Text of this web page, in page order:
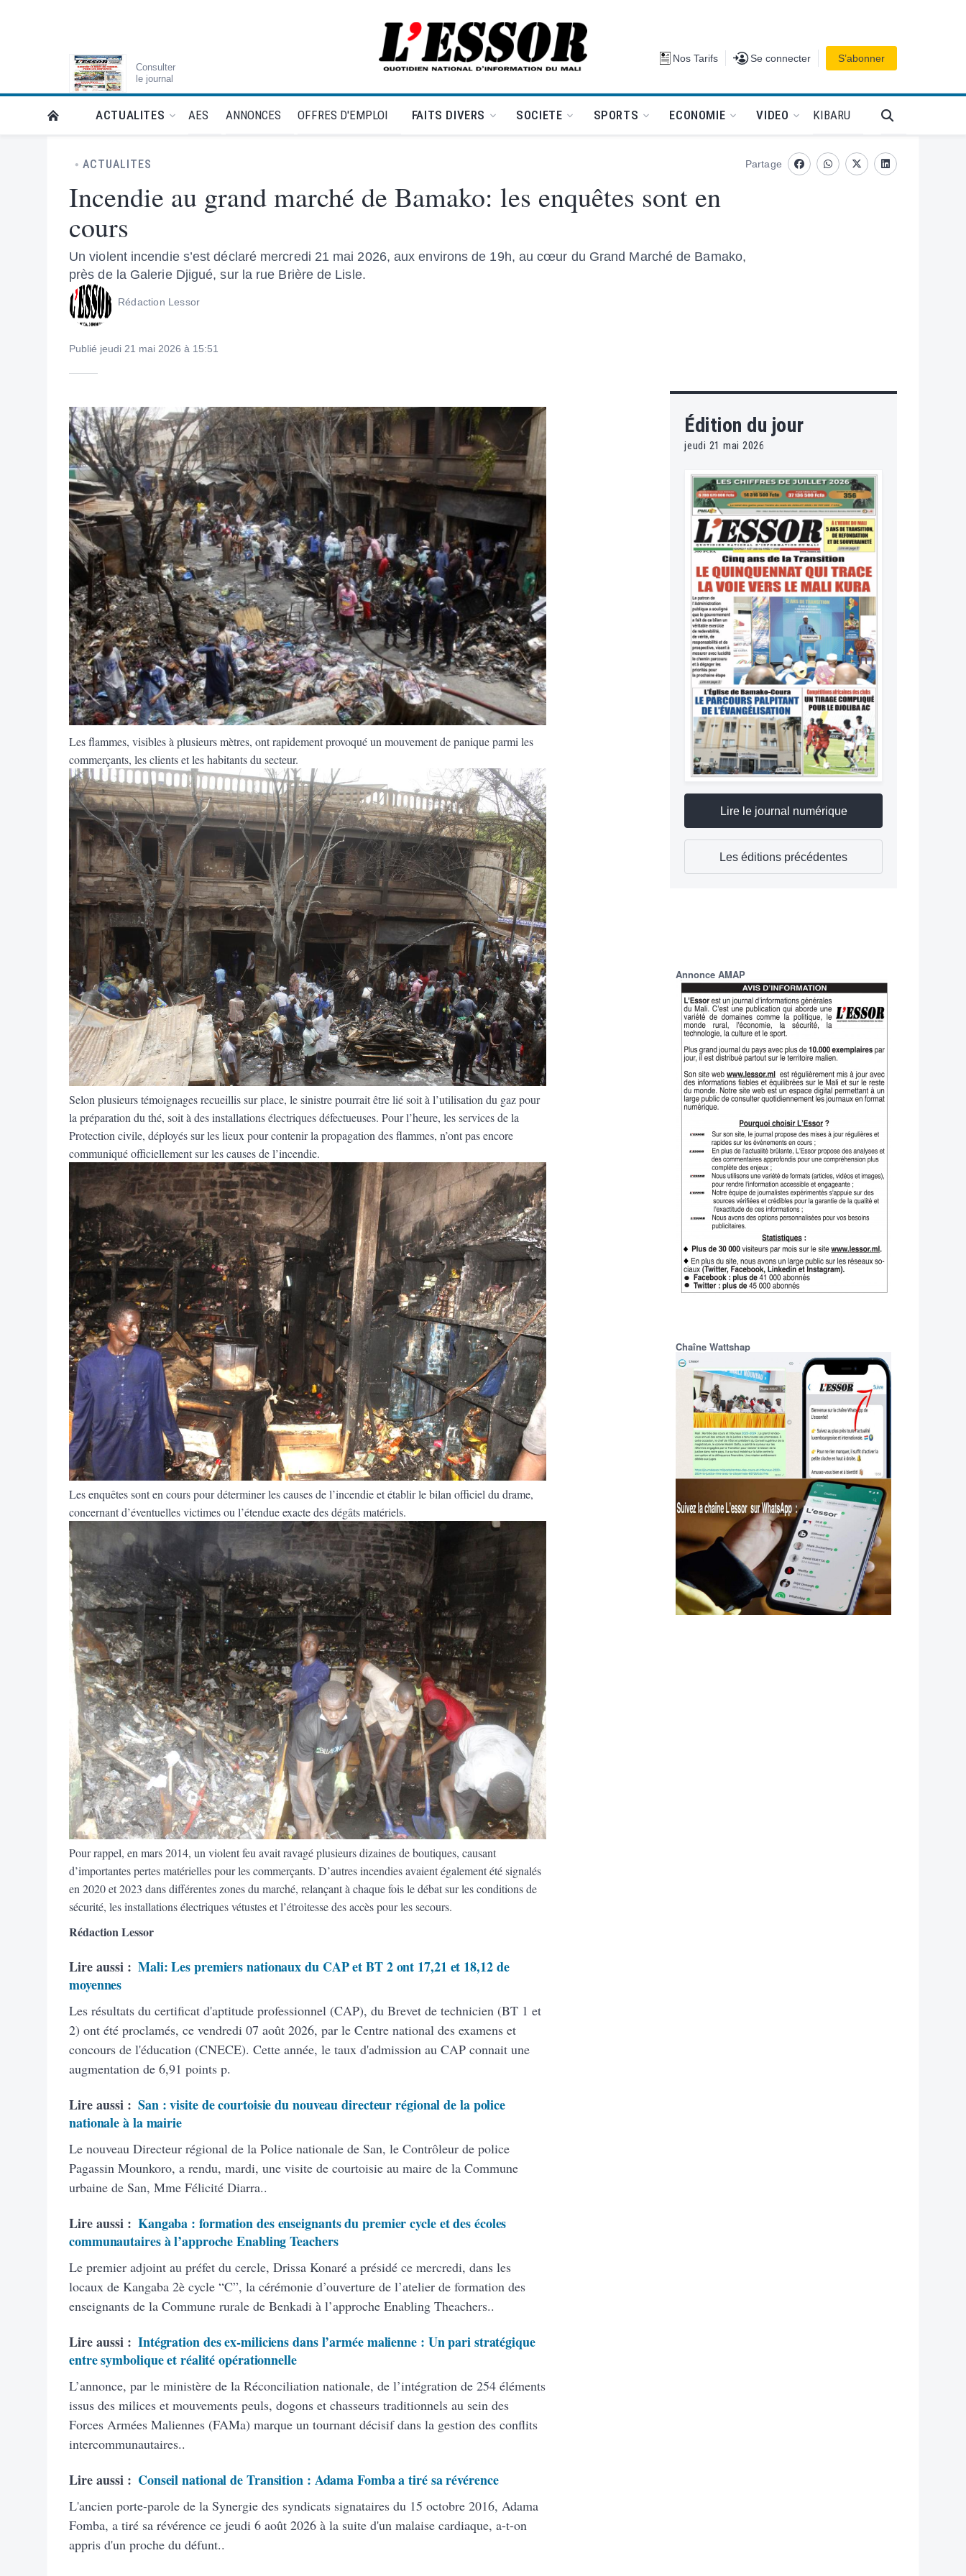
Consulter
le journal
L'Essor - retour à la une Nos Tarifs Se connecter
Se connecter S’abonner
RETOUR À LA PAGE D’ACCUEIL DE L'ESSOR
ACTUALITES AES ANNONCES OFFRES D'EMPLOI FAITS DIVERS SOCIETE SPORTS ECONOMIE VIDEO KIBARU
ACTUALITES
Incendie au grand marché de Bamako: les enquêtes sont en
cours
Un violent incendie s’est déclaré mercredi 21 mai 2026, aux environs de 19h, au cœur du Grand Marché de Bamako,
près de la Galerie Djigué, sur la rue Brière de Lisle.
Rédaction Lessor
Publié jeudi 21 mai 2026 à 15:51
Partage
FacebookwhatsappTwitterLinkedin
Les flammes, visibles à plusieurs mètres, ont rapidement provoqué un mouvement de panique parmi les
commerçants, les clients et les habitants du secteur.
Selon plusieurs témoignages recueillis sur place, le sinistre pourrait être lié soit à l’utilisation du gaz pour
la préparation du thé, soit à des installations électriques défectueuses. Pour l’heure, les services de la
Protection civile, déployés sur les lieux pour contenir la propagation des flammes, n’ont pas encore
communiqué officiellement sur les causes de l’incendie.
Les enquêtes sont en cours pour déterminer les causes de l’incendie et établir le bilan officiel du drame,
concernant d’éventuelles victimes ou l’étendue exacte des dégâts matériels.
Pour rappel, en mars 2014, un violent feu avait ravagé plusieurs dizaines de boutiques, causant
d’importantes pertes matérielles pour les commerçants. D’autres incendies avaient également été signalés
en 2020 et 2023 dans différentes zones du marché, relançant à chaque fois le débat sur les conditions de
sécurité, les installations électriques vétustes et l’étroitesse des accès pour les secours.
Rédaction Lessor
Lire aussi : Mali: Les premiers nationaux du CAP et BT 2 ont 17,21 et 18,12 de
moyennes
Les résultats du certificat d'aptitude professionnel (CAP), du Brevet de technicien (BT 1 et
2) ont été proclamés, ce vendredi 07 août 2026, par le Centre national des examens et
concours de l'éducation (CNECE). Cette année, le taux d'admission au CAP connait une
augmentation de 6,91 points p.
Lire aussi : San : visite de courtoisie du nouveau directeur régional de la police
nationale à la mairie
Le nouveau Directeur régional de la Police nationale de San, le Contrôleur de police
Pagassin Mounkoro, a rendu, mardi, une visite de courtoisie au maire de la Commune
urbaine de San, Mme Félicité Diarra..
Lire aussi : Kangaba : formation des enseignants du premier cycle et des écoles
communautaires à l’approche Enabling Teachers
Le premier adjoint au préfet du cercle, Drissa Konaré a présidé ce mercredi, dans les
locaux de Kangaba 2è cycle “C”, la cérémonie d’ouverture de l’atelier de formation des
enseignants de la Commune rurale de Benkadi à l’approche Enabling Theachers..
Lire aussi : Intégration des ex-miliciens dans l’armée malienne : Un pari stratégique
entre symbolique et réalité opérationnelle
L’annonce, par le ministère de la Réconciliation nationale, de l’intégration de 254 éléments
issus des milices et mouvements peuls, dogons et chasseurs traditionnels au sein des
Forces Armées Maliennes (FAMa) marque un tournant décisif dans la gestion des conflits
intercommunautaires..
Lire aussi : Conseil national de Transition : Adama Fomba a tiré sa révérence
L'ancien porte-parole de la Synergie des syndicats signataires du 15 octobre 2016, Adama
Fomba, a tiré sa révérence ce jeudi 6 août 2026 à la suite d'un malaise cardiaque, a-t-on
appris d'un proche du défunt..
Édition du jour
jeudi 21 mai 2026
Lire le journal numérique
Les éditions précédentes
Annonce AMAP
Chaîne Wattshap